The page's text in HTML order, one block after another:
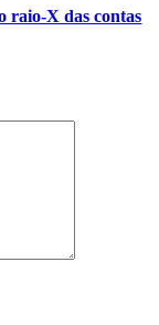
raio-X das contas